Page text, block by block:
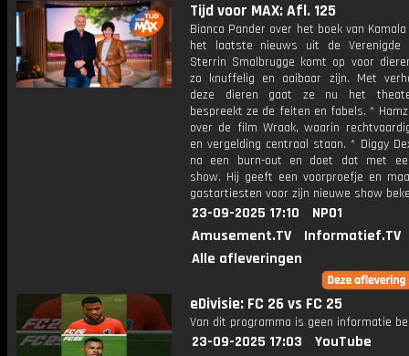
Tijd voor MAX: Afl. 125
Bianca Pander over het boek van
het laatste nieuws uit de Verenigde
Sterrin Smalbrugge komt op voor
zo knuffelig en aaibaar zijn. Met
deze dieren gaat ze nu het
bespreekt ze de feiten en fabels. *
over de film Wraak, waarin
en vergelding centraal staan. * Diggy
na een burn-out en doet dat met
show. Hij geeft een voorproefje en
gastartiesten voor zijn nieuwe show
23-09-2025 17:10
NPO1
Amusement.TV
Informatief.TV
Alle afleveringen
eDivisie: FC 26 vs FC 25
Van dit programma is geen informatie
23-09-2025 17:03
YouTube